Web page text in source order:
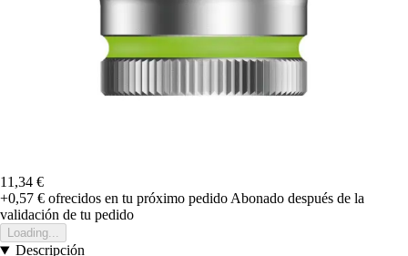
11,34 €
+0,57 € ofrecidos en tu próximo pedido Abonado después de la
validación de tu pedido
Loading...
Descripción